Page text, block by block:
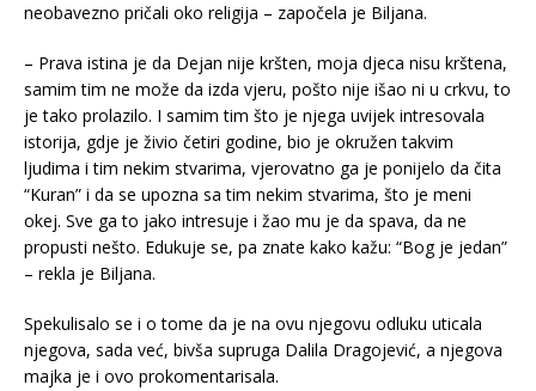
neobavezno pričali oko religija – započela je Biljana.
– Prava istina je da Dejan nije kršten, moja djeca nisu krštena,
samim tim ne može da izda vjeru, pošto nije išao ni u crkvu, to
je tako prolazilo. I samim tim što je njega uvijek intresovala
istorija, gdje je živio četiri godine, bio je okružen takvim
ljudima i tim nekim stvarima, vjerovatno ga je ponijelo da čita
“Kuran” i da se upozna sa tim nekim stvarima, što je meni
okej. Sve ga to jako intresuje i žao mu je da spava, da ne
propusti nešto. Edukuje se, pa znate kako kažu: “Bog je jedan”
– rekla je Biljana.
Spekulisalo se i o tome da je na ovu njegovu odluku uticala
njegova, sada već, bivša supruga Dalila Dragojević, a njegova
majka je i ovo prokomentarisala.